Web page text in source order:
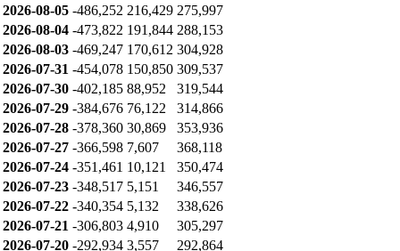
2026-08-05 -486,252 216,429 275,997
2026-08-04 -473,822 191,844 288,153
2026-08-03 -469,247 170,612 304,928
2026-07-31 -454,078 150,850 309,537
2026-07-30 -402,185 88,952
319,544
2026-07-29 -384,676 76,122
314,866
2026-07-28 -378,360 30,869
353,936
2026-07-27 -366,598 7,607
368,118
2026-07-24 -351,461 10,121
350,474
2026-07-23 -348,517 5,151
346,557
2026-07-22 -340,354 5,132
338,626
2026-07-21 -306,803 4,910
305,297
2026-07-20 -292,934 3,557
292,864